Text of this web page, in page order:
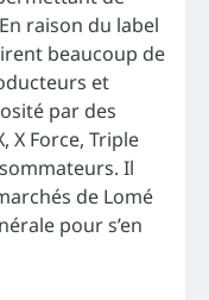
raison du label
beaucoup de
et
par des
X Force, Triple
Il
de Lomé
pour s’en